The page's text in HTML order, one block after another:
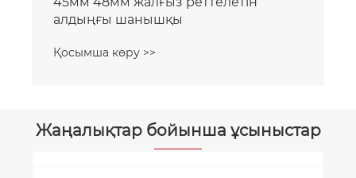
алдыңғы шанышқы
Қосымша көру >>
Жаңалықтар бойынша ұсыныстар